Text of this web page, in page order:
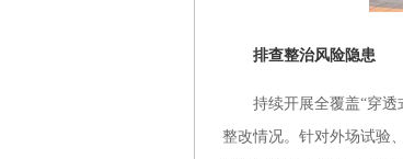
排查整治风险隐患
持续开展全覆盖“穿透式
整改情况。针对外场试验